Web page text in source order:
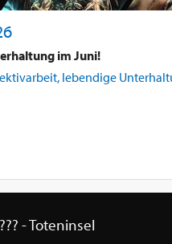
im Juni!
lebendige
- Toteninsel